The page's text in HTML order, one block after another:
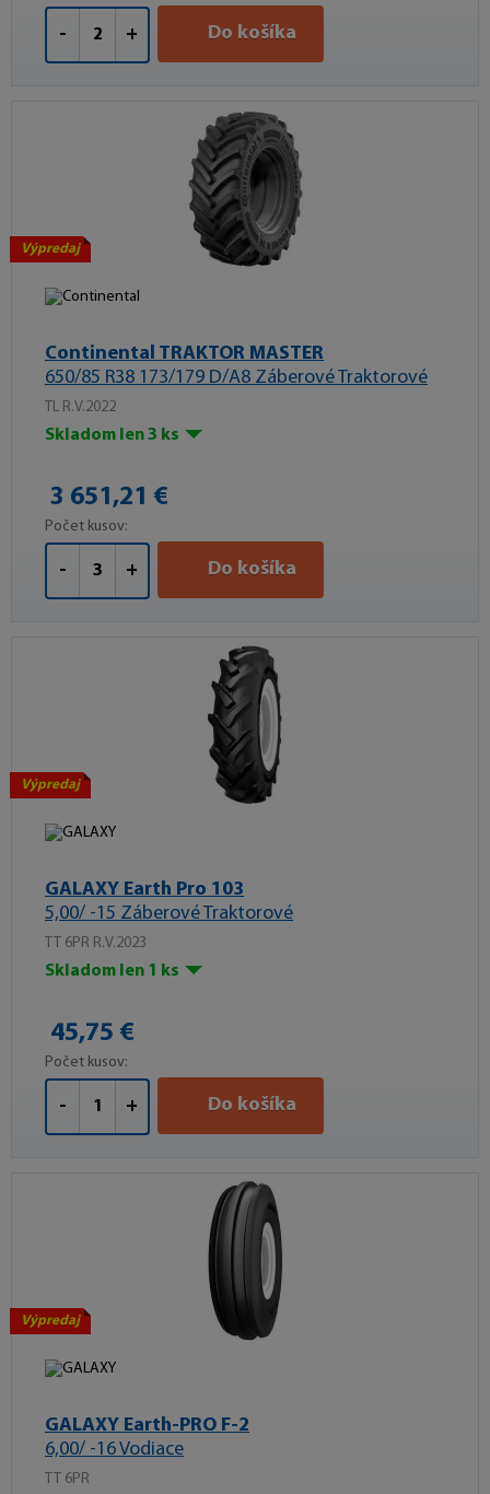
- + Do košíka
Výpredaj
Continental TRAKTOR MASTER
650/85 R38 173/179 D/A8 Záberové Traktorové
TL R.V.2022
Skladom len 3 ks
3 651,21 €
Počet kusov:
- + Do košíka
Výpredaj
GALAXY Earth Pro 103
5,00/ -15 Záberové Traktorové
TT 6PR R.V.2023
Skladom len 1 ks
45,75 €
Počet kusov:
- + Do košíka
Výpredaj
GALAXY Earth-PRO F-2
6,00/ -16 Vodiace
TT 6PR